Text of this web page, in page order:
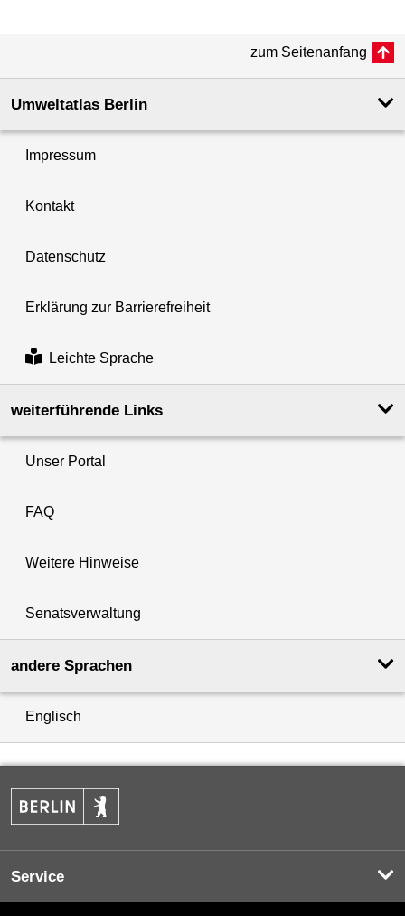
zum Seitenanfang
Umweltatlas Berlin
Impressum
Kontakt
Datenschutz
Erklärung zur Barrierefreiheit
Leichte Sprache
weiterführende Links
Unser Portal
FAQ
Weitere Hinweise
Senatsverwaltung
andere Sprachen
Englisch
Service